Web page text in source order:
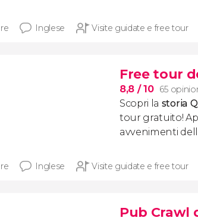
Inglese Visite guidate e free tour
Free tour
8,8 / 10 65
Scopri la storia
tour gratuito!
avvenimenti
Inglese Visite guidate e free tour
Pub Crawl